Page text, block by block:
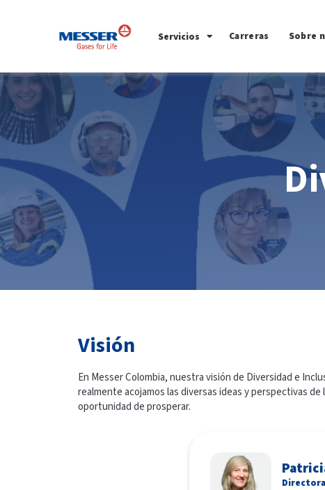
Servicios Carreras Sobre
Visión
En Messer Colombia, nuestra visión de Diversidad e
realmente acojamos las diversas ideas y perspectivas
oportunidad de prosperar.